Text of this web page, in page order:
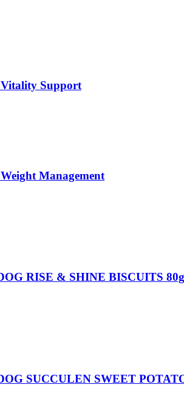
Support
Management
RISE & SHINE BISCUITS 80g
SUCCULEN SWEET